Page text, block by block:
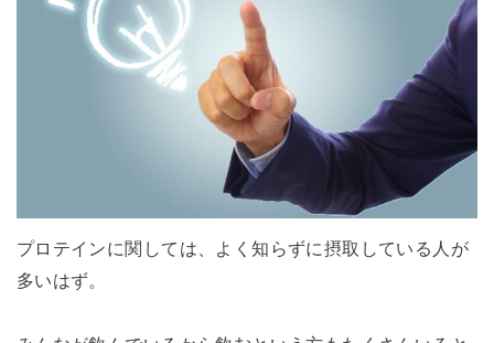
プロテインに関しては、よく知らずに摂取している人が
多いはず。